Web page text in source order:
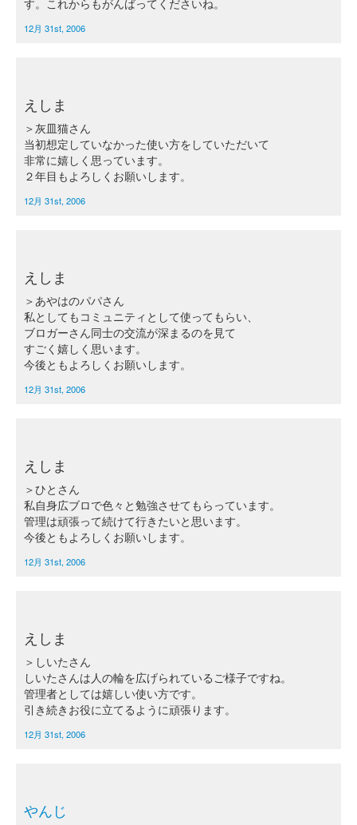
す。これからもがんばってくださいね。
12月 31st, 2006
えしま
＞灰皿猫さん
当初想定していなかった使い方をしていただいて
非常に嬉しく思っています。
２年目もよろしくお願いします。
12月 31st, 2006
えしま
＞あやはのパパさん
私としてもコミュニティとして使ってもらい、
ブロガーさん同士の交流が深まるのを見て
すごく嬉しく思います。
今後ともよろしくお願いします。
12月 31st, 2006
えしま
＞ひとさん
私自身広ブロで色々と勉強させてもらっています。
管理は頑張って続けて行きたいと思います。
今後ともよろしくお願いします。
12月 31st, 2006
えしま
＞しいたさん
しいたさんは人の輪を広げられているご様子ですね。
管理者としては嬉しい使い方です。
引き続きお役に立てるように頑張ります。
12月 31st, 2006
やんじ